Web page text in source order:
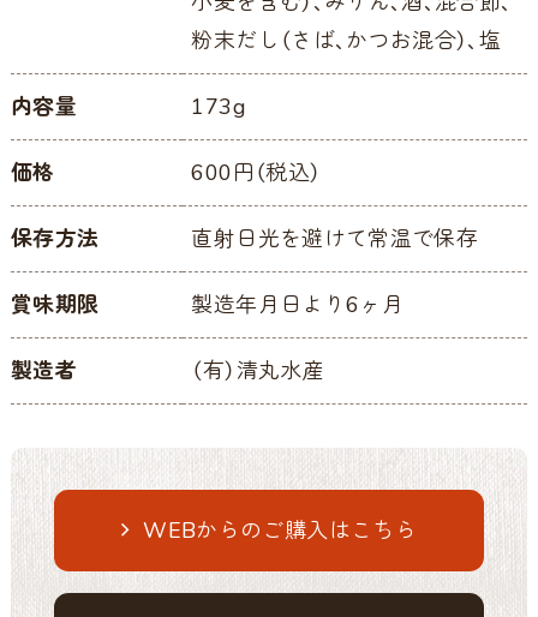
粉末だし（さば、かつお混合）、塩
内容量 173g
価格 600円（税込）
保存方法 直射日光を避けて常温で保存
賞味期限 製造年月日より6ヶ月
製造者 （有）清丸水産
WEBからのご購入はこちら